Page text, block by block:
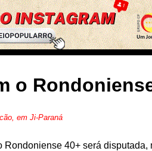
o
em Ji-Paraná
Rondoniense 40+ será